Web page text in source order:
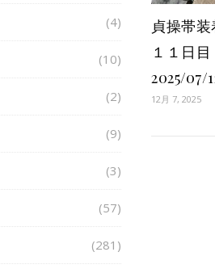
(4)
(10)
(2)
(9)
(3)
(57)
(281)
貞操帯装
１１日目
2025/07/
12月 7, 2025